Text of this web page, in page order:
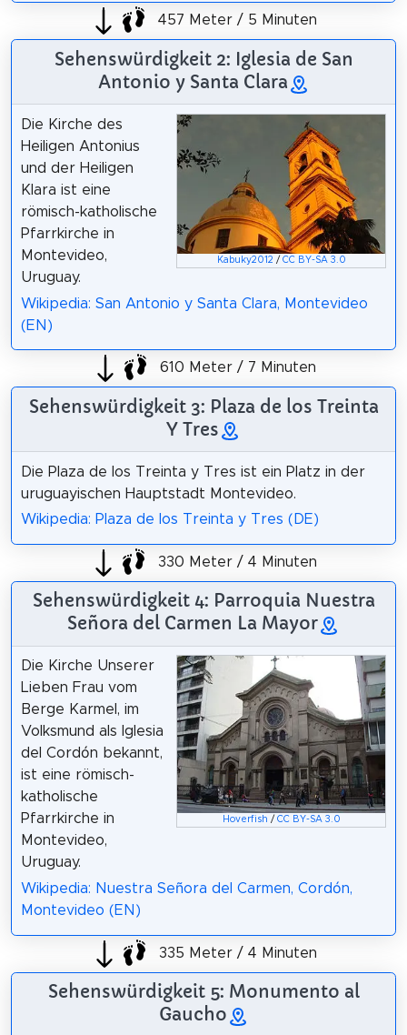
457 Meter / 5 Minuten
Sehenswürdigkeit 2: Iglesia de San
Antonio y Santa Clara
Kabuky2012 / CC BY-SA 3.0
Die Kirche des
Heiligen Antonius
und der Heiligen
Klara ist eine
römisch-katholische
Pfarrkirche in
Montevideo,
Uruguay.
Wikipedia: San Antonio y Santa Clara, Montevideo
(EN)
610 Meter / 7 Minuten
Sehenswürdigkeit 3: Plaza de los Treinta
Y Tres
Die Plaza de los Treinta y Tres ist ein Platz in der
uruguayischen Hauptstadt Montevideo.
Wikipedia: Plaza de los Treinta y Tres (DE)
330 Meter / 4 Minuten
Sehenswürdigkeit 4: Parroquia Nuestra
Señora del Carmen La Mayor
Hoverfish / CC BY-SA 3.0
Die Kirche Unserer
Lieben Frau vom
Berge Karmel, im
Volksmund als Iglesia
del Cordón bekannt,
ist eine römisch-
katholische
Pfarrkirche in
Montevideo,
Uruguay.
Wikipedia: Nuestra Señora del Carmen, Cordón,
Montevideo (EN)
335 Meter / 4 Minuten
Sehenswürdigkeit 5: Monumento al
Gaucho